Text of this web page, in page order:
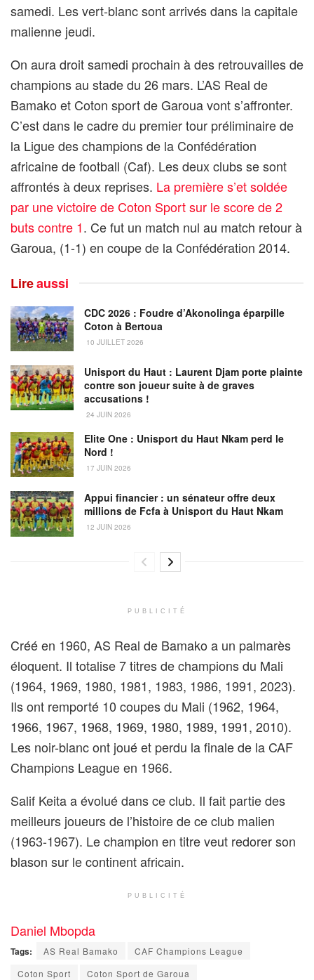
samedi. Les vert-blanc sont arrivés dans la capitale
malienne jeudi.
On aura droit samedi prochain à des retrouvailles de
champions au stade du 26 mars. L’AS Real de
Bamako et Coton sport de Garoua vont s’affronter.
C’est dans le cadre du premier tour préliminaire de
la Ligue des champions de la Confédération
africaine de football (Caf). Les deux clubs se sont
affrontés à deux reprises. La première s’et soldée
par une victoire de Coton Sport sur le score de 2
buts contre 1. Ce fut un match nul au match retour à
Garoua, (1-1) en coupe de la Confédération 2014.
Lireaussi
CDC 2026 : Foudre d’Akonolinga éparpille
Coton à Bertoua
10 JUILLET 2026
Unisport du Haut : Laurent Djam porte plainte
contre son joueur suite à de graves
accusations !
24 JUIN 2026
Elite One : Unisport du Haut Nkam perd le
Nord !
17 JUIN 2026
Appui financier : un sénateur offre deux
millions de Fcfa à Unisport du Haut Nkam
12 JUIN 2026
PUBLICITÉ
Créé en 1960, AS Real de Bamako a un palmarès
éloquent. Il totalise 7 titres de champions du Mali
(1964, 1969, 1980, 1981, 1983, 1986, 1991, 2023).
Ils ont remporté 10 coupes du Mali (1962, 1964,
1966, 1967, 1968, 1969, 1980, 1989, 1991, 2010).
Les noir-blanc ont joué et perdu la finale de la CAF
Champions League en 1966.
Salif Keita a évolué dans ce club. Il fait partie des
meilleurs joueurs de l’histoire de ce club malien
(1963-1967). Le champion en titre veut redorer son
blason sur le continent africain.
PUBLICITÉ
Daniel Mbopda
Tags: AS Real Bamako
CAF Champions League
Coton Sport
Coton Sport de Garoua